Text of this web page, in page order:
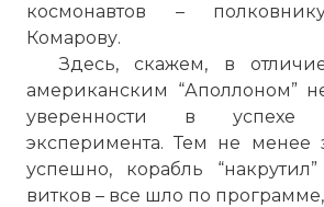
космонавтов –
Комарову.
Здесь, скажем, в
американским “Аполлоном”
уверенности в успехе
эксперимента. Тем не менее
успешно, корабль
витков – все шло по